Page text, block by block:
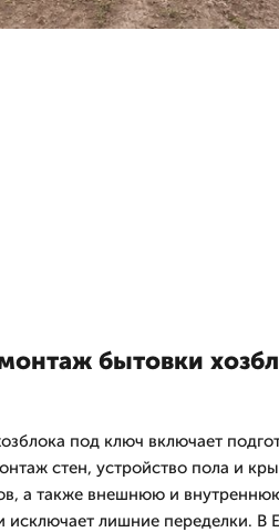
бытовки
под ключ включает
стен, устройство пола и
а также внешнюю и
исключает лишние переделки. В